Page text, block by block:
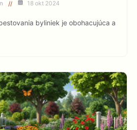
18 okt 2024
byliniek je obohacujúca a